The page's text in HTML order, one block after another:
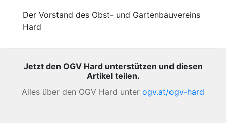
Der Vorstand des Obst- und Gartenbauvereins
Hard
Jetzt den OGV Hard unterstützen und diesen
Artikel teilen.
Alles über den OGV Hard unter ogv.at/ogv-hard